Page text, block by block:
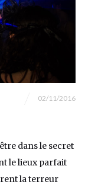
02/11/2016
dans le secret
le lieux parfait
la terreur